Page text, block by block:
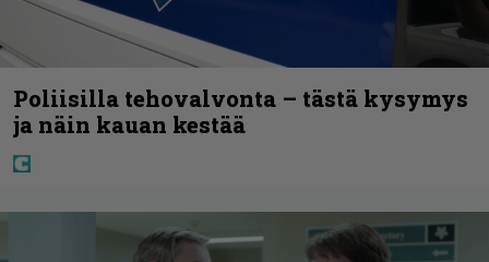
Poliisilla tehovalvonta – tästä kysymys
ja näin kauan kestää